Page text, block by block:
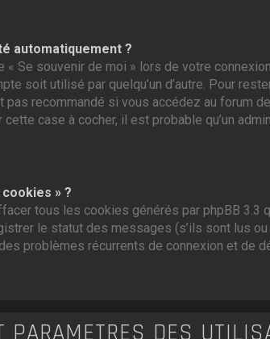
automatiquement ?
« Se souvenir de moi » lors de votre
soit utilisé par quelqu’un d’autre. Pour
pas recommandé si vous accédez au forum
cette case à cocher, il est probable qu’un
» ?
tous les cookies générés par phpBB
le statut des messages (s’ils sont lus
problèmes récurrents de connexion et de
PARAMÈTRES DES